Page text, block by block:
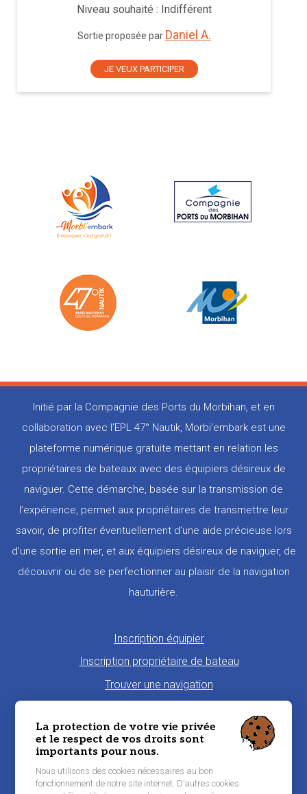
Niveau souhaité : Indifférent
Sortie proposée par Daniel A.
JE VEUX PARTICIPER
Initié par la Compagnie des Ports du Morbihan, et en
collaboration avec l’EPL 47° Nautik, Morbi’embark est une
plateforme numérique gratuite mettant en relation les
propriétaires de bateaux avec des équipiers désireux de
naviguer. Cette démarche, basée sur la transmission de
l’expérience, permet aux propriétaires de transmettre leur
savoir, de profiter éventuellement d’une aide précieuse lors
d’une sortie en mer, et aux équipiers désireux de naviguer, de
découvrir ou de se perfectionner au plaisir de la navigation
hauturière.
Inscription équipier
Inscription propriétaire de bateau
Trouver une navigation
La charte Morbi'Embark
Niveau de pratique maritime
Conditions générales d'utilisation
La protection de votre vie privée
et le respect de vos droits sont
importants pour nous.
Nous utilisons des cookies nécessaires au bon
fonctionnement de notre site internet. D’autres cookies